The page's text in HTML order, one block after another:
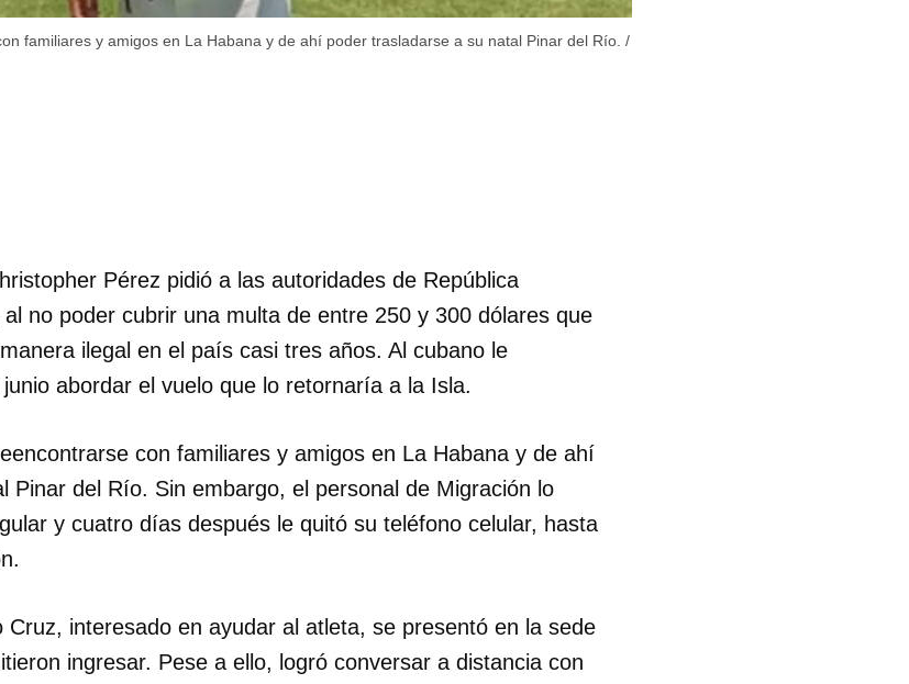
familiares y amigos en La Habana y de ahí poder trasladarse a su natal Pinar del Río. /
Pérez pidió a las autoridades de República
no poder cubrir una multa de entre 250 y 300 dólares que
ilegal en el país casi tres años. Al cubano le
abordar el vuelo que lo retornaría a la Isla.
con familiares y amigos en La Habana y de ahí
Pinar del Río. Sin embargo, el personal de Migración lo
y cuatro días después le quitó su teléfono celular, hasta
Cruz, interesado en ayudar al atleta, se presentó en la sede
ingresar. Pese a ello, logró conversar a distancia con